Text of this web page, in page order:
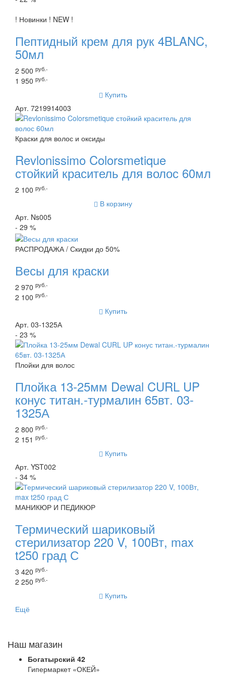
! Новинки ! NEW !
Пептидный крем для рук 4BLANC,
50мл
2 500 руб.-
1 950 руб.-
Купить
Арт. 7219914003
Краски для волос и оксиды
Revlonissimo Colorsmetique
стойкий краситель для волос 60мл
2 100 руб.-
В корзину
Арт. Ns005
- 29 %
РАСПРОДАЖА / Скидки до 50%
Весы для краски
2 970 руб.-
2 100 руб.-
Купить
Арт. 03-1325А
- 23 %
Плойки для волос
Плойка 13-25мм Dewal CURL UP
конус титан.-турмалин 65вт. 03-
1325А
2 800 руб.-
2 151 руб.-
Купить
Арт. YST002
- 34 %
МАНИКЮР И ПЕДИКЮР
Термический шариковый
стерилизатор 220 V, 100Вт, max
t250 град С
3 420 руб.-
2 250 руб.-
Купить
Ещё
Наш магазин
Богатырский 42
Гипермаркет «ОКЕЙ»